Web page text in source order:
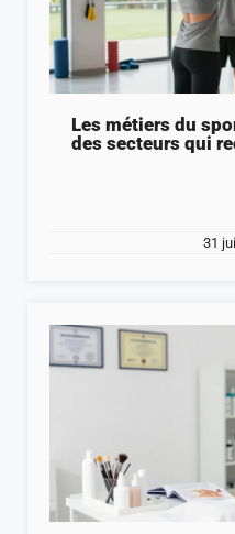
Les métiers du
des secteurs qui
31